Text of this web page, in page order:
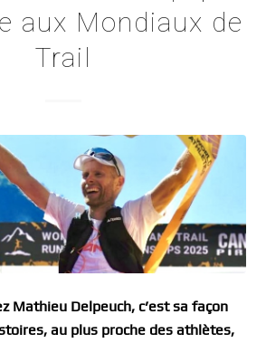
aux Mondiaux de
Trail
Mathieu Delpeuch, c’est sa façon
au plus proche des athlètes,